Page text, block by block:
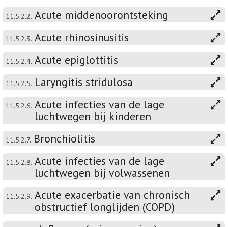
11.5.2.2. Acute middenoorontsteking
11.5.2.3. Acute rhinosinusitis
11.5.2.4. Acute epiglottitis
11.5.2.5. Laryngitis stridulosa
11.5.2.6. Acute infecties van de lage
luchtwegen bij kinderen
11.5.2.7. Bronchiolitis
11.5.2.8. Acute infecties van de lage
luchtwegen bij volwassenen
11.5.2.9. Acute exacerbatie van chronisch
obstructief longlijden (COPD)